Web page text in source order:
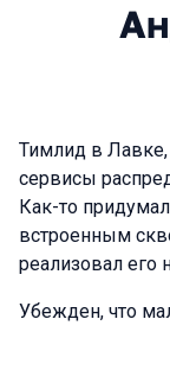
Тимлид в Лавке,
сервисы
Как-то
встроенным
реализовал его
Убежден, что